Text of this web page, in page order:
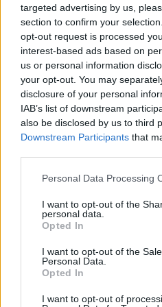
targeted advertising by us,
section to confirm your
opt-out request is processed
interest-based ads based on
us or personal information
your opt-out. You may
disclosure of your personal
IAB’s list of downstream
also be disclosed by us to third
Downstream Participants that
Personal Data Processing
I want to opt-out of the
personal data.
Opted In
I want to opt-out of the
Personal Data.
Opted In
I want to opt-out of
buenas , recientemente e
dejarlo bonito... e visto los
soy incapaz de saber que
tengo que comprar el clima o
pero no encuentro lo que
el norma el pre y luego el
parecido... y no quiero
foto de la que llevo a ver si
componentes necesito.. veo
peso.. un saludo!!!
Responder
atv_ivan
Publicado
no me deja subir la foto por que